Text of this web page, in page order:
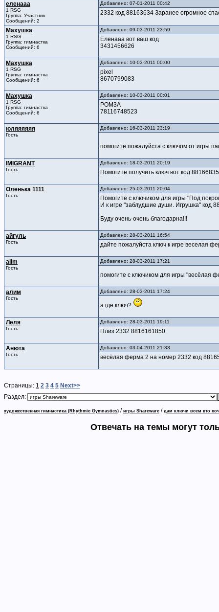
еленааа
1 RSG
Группа: Участник
Сообщений: 2
Добавлено: 07-01-2011 00:42
2332 код 88163634 Заранее огромное
Махушка
1 RSG
Группа: гимнастка
Сообщений: 6
Добавлено: 09-03-2011 23:59
Еленааа вот ваш код
3431456626
Махушка
1 RSG
Группа: гимнастка
Сообщений: 6
Добавлено: 10-03-2011 00:00
pixel
8670799083
Махушка
1 RSG
Группа: гимнастка
Сообщений: 6
Добавлено: 10-03-2011 00:01
РОМ3А
78116748523
юляяяяяя
Гость
Добавлено: 16-03-2011 23:19
помогите пожалуйста с ключом от игры
IMIGRANT
Гость
Добавлено: 18-03-2011 20:19
Помогите получить ключ вот код
Оленька 1111
Гость
Добавлено: 25-03-2011 20:04
Помогите с ключиком для игры "Под
И к игре "заблудшие души. Игрушка" код
Буду очень-очень благодарна!!!
айгуль
Гость
Добавлено: 28-03-2011 16:54
дайте пожалуйста ключ к игре веселая
alim
Гость
Добавлено: 28-03-2011 17:21
помогите с ключиком для игры "весёлая
алим
Гость
Добавлено: 28-03-2011 17:24
а где ключ?
Леля
Гость
Добавлено: 28-03-2011 19:11
Плиз 2332 8816161850
Анюта
Гость
Добавлено: 03-04-2011 21:33
весёлая ферма 2 на номер 2332 код
Страницы: 1 2 3 4 5 Next>>
Раздел:
художественная гимнастика (Rhythmic Gymnastics) / игры Shareware / дам ключи всем кто
Отвечать на темы могут